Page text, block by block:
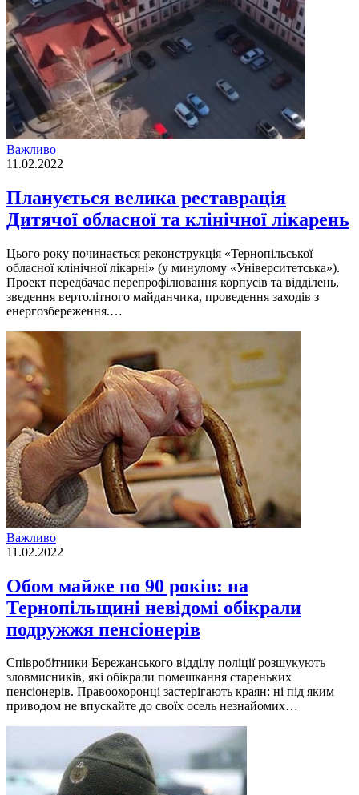
Важливо
11.02.2022
Планується велика реставрація
Дитячої обласної та клінічної лікарень
Цього року починається реконструкція «Тернопільської
обласної клінічної лікарні» (у минулому «Університетська»).
Проект передбачає перепрофілювання корпусів та відділень,
зведення вертолітного майданчика, проведення заходів з
енергозбереження.…
Важливо
11.02.2022
Обом майже по 90 років: на
Тернопільщині невідомі обікрали
подружжя пенсіонерів
Співробітники Бережанського відділу поліції розшукують
зловмисників, які обікрали помешкання стареньких
пенсіонерів. Правоохоронці застерігають краян: ні під яким
приводом не впускайте до своїх осель незнайомих…